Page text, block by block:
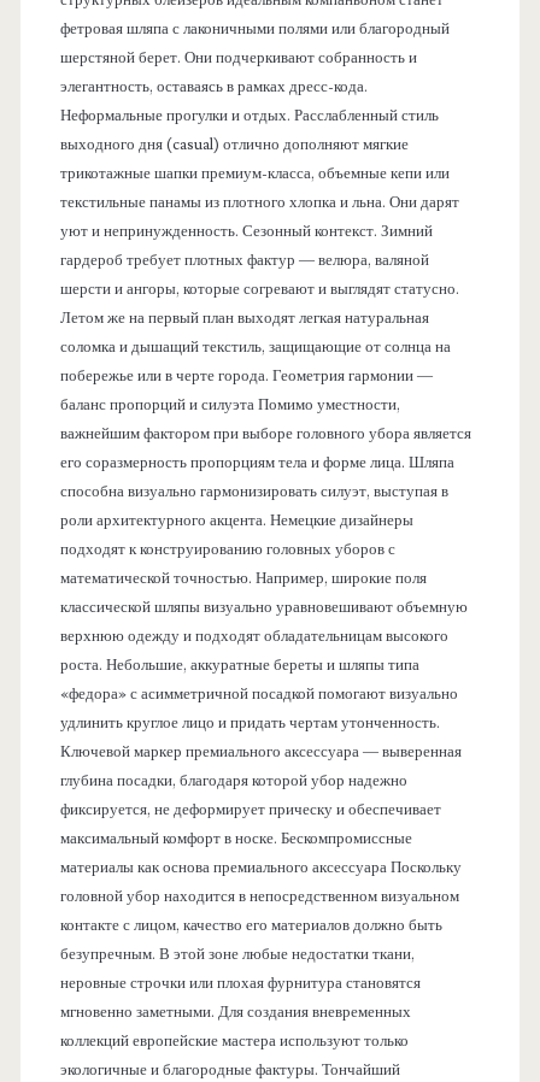
фетровая шляпа с лаконичными полями или благородный
шерстяной берет. Они подчеркивают собранность и
элегантность, оставаясь в рамках дресс-кода.
Неформальные прогулки и отдых. Расслабленный стиль
выходного дня (casual) отлично дополняют мягкие
трикотажные шапки премиум-класса, объемные кепи или
текстильные панамы из плотного хлопка и льна. Они дарят
уют и непринужденность. Сезонный контекст. Зимний
гардероб требует плотных фактур — велюра, валяной
шерсти и ангоры, которые согревают и выглядят статусно.
Летом же на первый план выходят легкая натуральная
соломка и дышащий текстиль, защищающие от солнца на
побережье или в черте города. Геометрия гармонии —
баланс пропорций и силуэта Помимо уместности,
важнейшим фактором при выборе головного убора является
его соразмерность пропорциям тела и форме лица. Шляпа
способна визуально гармонизировать силуэт, выступая в
роли архитектурного акцента. Немецкие дизайнеры
подходят к конструированию головных уборов с
математической точностью. Например, широкие поля
классической шляпы визуально уравновешивают объемную
верхнюю одежду и подходят обладательницам высокого
роста. Небольшие, аккуратные береты и шляпы типа
«федора» с асимметричной посадкой помогают визуально
удлинить круглое лицо и придать чертам утонченность.
Ключевой маркер премиального аксессуара — выверенная
глубина посадки, благодаря которой убор надежно
фиксируется, не деформирует прическу и обеспечивает
максимальный комфорт в носке. Бескомпромиссные
материалы как основа премиального аксессуара Поскольку
головной убор находится в непосредственном визуальном
контакте с лицом, качество его материалов должно быть
безупречным. В этой зоне любые недостатки ткани,
неровные строчки или плохая фурнитура становятся
мгновенно заметными. Для создания вневременных
коллекций европейские мастера используют только
экологичные и благородные фактуры. Тончайший